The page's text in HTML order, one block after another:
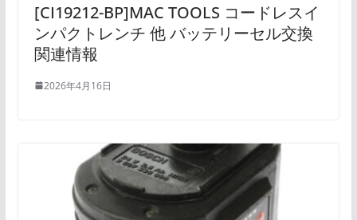
[CI19212-BP]MAC TOOLS コードレスイ
ンパクトレンチ 他 バッテリーセル交換
関連情報
2026年4月16日